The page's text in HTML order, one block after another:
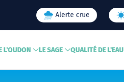
Alerte crue
L'OUDON LE SAGE QUALITÉ DE L'EAU